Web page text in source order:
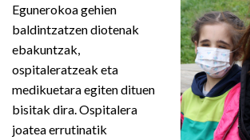
Egunerokoa gehien
baldintzatzen diotenak
ebakuntzak,
ospitaleratzeak eta
medikuetara egiten dituen
bisitak dira. Ospitalera
joatea errutinatik